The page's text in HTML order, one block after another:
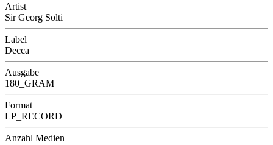
Artist
Sir Georg Solti
Label
Decca
Ausgabe
180_GRAM
Format
LP_RECORD
Anzahl Medien